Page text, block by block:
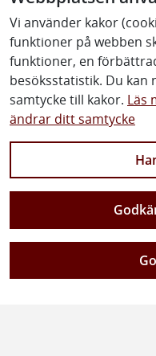
Vi använder kakor
funktioner på webben
funktioner, en
besöksstatistik. Du
samtycke till kakor. Läs
ändrar ditt samtycke
Om oss
Kontakta oss
Vanliga frågor och svar
Lediga jobb
Trafikverkets
Vår verksamhet
Om webbplatsen